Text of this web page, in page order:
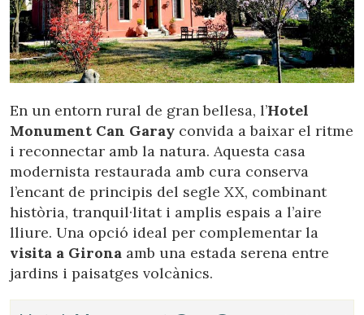
En un entorn rural de gran bellesa, l’Hotel
Monument Can Garay convida a baixar el ritme
i reconnectar amb la natura. Aquesta casa
modernista restaurada amb cura conserva
l’encant de principis del segle XX, combinant
història, tranquil·litat i amplis espais a l’aire
lliure. Una opció ideal per complementar la
visita a Girona amb una estada serena entre
jardins i paisatges volcànics.